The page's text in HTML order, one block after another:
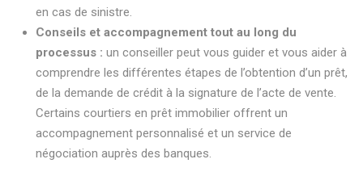
en cas de sinistre.
Conseils et accompagnement tout au long du
processus : un conseiller peut vous guider et vous aider à
comprendre les différentes étapes de l’obtention d’un prêt,
de la demande de crédit à la signature de l’acte de vente.
Certains courtiers en prêt immobilier offrent un
accompagnement personnalisé et un service de
négociation auprès des banques.